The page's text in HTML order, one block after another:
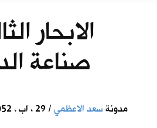
الابحار
صناعة
مدونةسعد الاعظمي/ 29 ، اب ، 0052 / بغداد